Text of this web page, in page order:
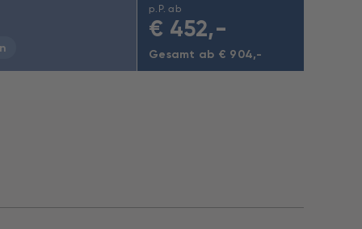
p.P. ab
€ 452,-
Gesamt ab € 904,-